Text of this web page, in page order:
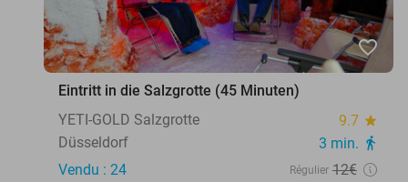
favorite_border
Eintritt in die Salzgrotte (45 Minuten)
YETI-GOLD Salzgrotte
9.7 star
Düsseldorf 3 min. directions_walk
Vendu : 24 Régulier 12€